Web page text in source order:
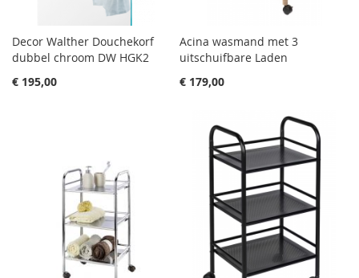
Decor Walther Douchekorf
dubbel chroom DW HGK2
€ 195,00
Acina wasmand met 3
uitschuifbare Laden
€ 179,00